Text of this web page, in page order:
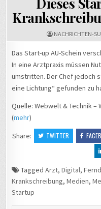
NACHRICHTEN-
Das Start-up AU-Schein
In eine Arztpraxis müssen
umstritten. Der Chef jedoch
eine Lichtung“ gefunden zu
Quelle: Webwelt & Technik –
(mehr)
Share:
TWITTER
TaggedArzt,Digital,
Krankschreibung,Medien,
Startup